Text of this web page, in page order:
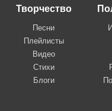
Творчество
Песни
Плейлисты
Видео
Стихи
Блоги